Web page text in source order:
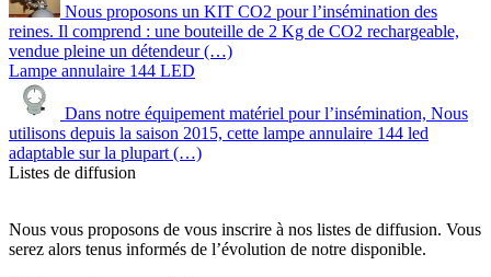
Nous proposons un KIT CO2 pour l’insémination des
reines. Il comprend : une bouteille de 2 Kg de CO2 rechargeable,
vendue pleine un détendeur (…)
Lampe annulaire 144 LED
Dans notre équipement matériel pour l’insémination, Nous
utilisons depuis la saison 2015, cette lampe annulaire 144 led
adaptable sur la plupart (…)
Listes de diffusion
Nous vous proposons de vous inscrire à nos listes de diffusion. Vous
serez alors tenus informés de l’évolution de notre disponible.